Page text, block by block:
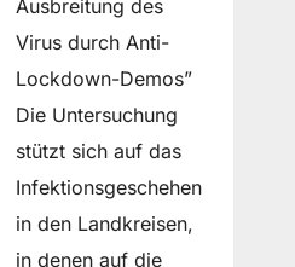
Ausbreitung des
Virus durch Anti-
Lockdown-Demos”
Die Untersuchung
stützt sich auf das
Infektionsgeschehen
in den Landkreisen,
in denen auf die